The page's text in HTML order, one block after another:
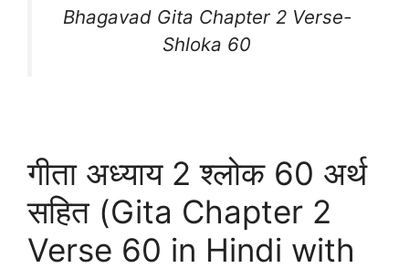
Bhagavad Gita Chapter 2 Verse-
Shloka 60
गीता अध्याय 2 श्लोक 60 अर्थ
सहित (Gita Chapter 2
Verse 60 in Hindi with